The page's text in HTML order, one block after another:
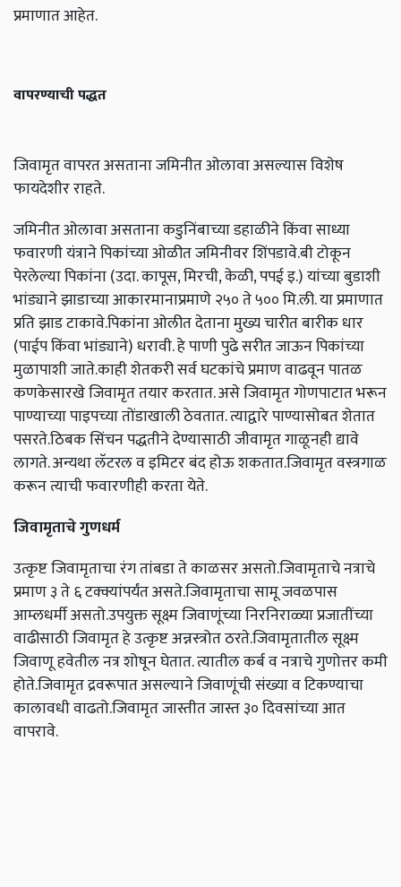
प्रमाणात आहेत.
वापरण्याची पद्धत
जिवामृत वापरत असताना जमिनीत ओलावा असल्यास विशेष
फायदेशीर राहते.
जमिनीत ओलावा असताना कडुनिंबाच्या डहाळीने किंवा साध्या
फवारणी यंत्राने पिकांच्या ओळीत जमिनीवर शिंपडावे.बी टोकून
पेरलेल्या पिकांना (उदा. कापूस, मिरची, केळी, पपई इ.) यांच्या बुडाशी
भांड्याने झाडाच्या आकारमानाप्रमाणे २५० ते ५०० मि.ली. या प्रमाणात
प्रति झाड टाकावे.पिकांना ओलीत देताना मुख्य चारीत बारीक धार
(पाईप किंवा भांड्याने) धरावी. हे पाणी पुढे सरीत जाऊन पिकांच्या
मुळापाशी जाते.काही शेतकरी सर्व घटकांचे प्रमाण वाढवून पातळ
कणकेसारखे जिवामृत तयार करतात. असे जिवामृत गोणपाटात भरून
पाण्याच्या पाइपच्या तोंडाखाली ठेवतात. त्याद्वारे पाण्यासोबत शेतात
पसरते.ठिबक सिंचन पद्धतीने देण्यासाठी जीवामृत गाळूनही द्यावे
लागते. अन्यथा लॅटरल व इमिटर बंद होऊ शकतात.जिवामृत वस्त्रगाळ
करून त्याची फवारणीही करता येते.
जिवामृताचे गुणधर्म
उत्कृष्ट जिवामृताचा रंग तांबडा ते काळसर असतो.जिवामृताचे नत्राचे
प्रमाण ३ ते ६ टक्क्यांपर्यंत असते.जिवामृताचा सामू जवळपास
आम्लधर्मी असतो.उपयुक्त सूक्ष्म जिवाणूंच्या निरनिराळ्या प्रजातींच्या
वाढीसाठी जिवामृत हे उत्कृष्ट अन्नस्त्रोत ठरते.जिवामृतातील सूक्ष्म
जिवाणू हवेतील नत्र शोषून घेतात. त्यातील कर्ब व नत्राचे गुणोत्तर कमी
होते.जिवामृत द्रवरूपात असल्याने जिवाणूंची संख्या व टिकण्याचा
कालावधी वाढतो.जिवामृत जास्तीत जास्त ३० दिवसांच्या आत
वापरावे.